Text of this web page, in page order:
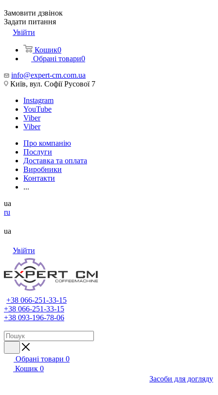
Замовити дзвінок
Задати питання
Увійти
Кошик0
Обрані товари0
info@expert-cm.com.ua
Київ, вул. Софії Русової 7
Instagram
YouTube
Viber
Viber
Про компанію
Послуги
Доставка та оплата
Виробники
Контакти
...
ua
ru
ua
Увійти
+38 066-251-33-15
+38 066-251-33-15
+38 093-196-78-06
Обрані товари 0
Кошик 0
Засоби для догляду